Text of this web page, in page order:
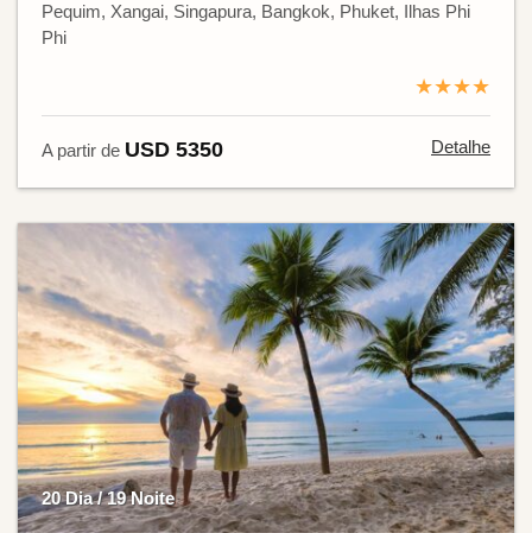
Pequim, Xangai, Singapura, Bangkok, Phuket, Ilhas Phi
Phi
★★★★
A partir de USD 5350 Detalhe
20 Dia / 19 Noite